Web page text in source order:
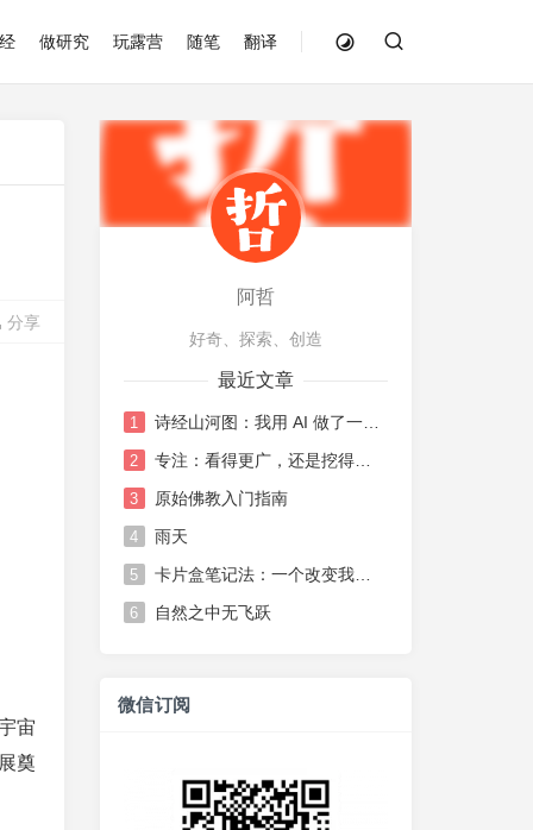
做研究 玩露营 随笔 翻译
分享
宙
奠
阿哲
好奇、探索、创造
最近文章
1 诗经山河图：我用 AI 做了一张《诗经》地图
2 专注：看得更广，还是挖得更深？
3 原始佛教入门指南
4 雨天
5 卡片盒笔记法：一个改变我思维方式的笔记系统
6 自然之中无飞跃
微信订阅